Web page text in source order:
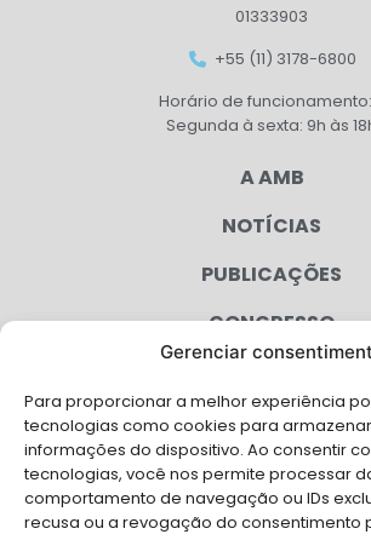
Gerenciar
Para proporcionar a melhor experiência
tecnologias como cookies para
informações do dispositivo. Ao consentir
tecnologias, você nos permite processar
comportamento de navegação ou IDs
recusa ou a revogação do consentimento
01333903
+55 (11) 3178-6800
Horário de
Segunda à sexta: 9h às
A AMB
NOTÍCIAS
PUBLICAÇÕES
CONGRESSO
CAMPANHAS
SERVIÇOS
FILIADAS